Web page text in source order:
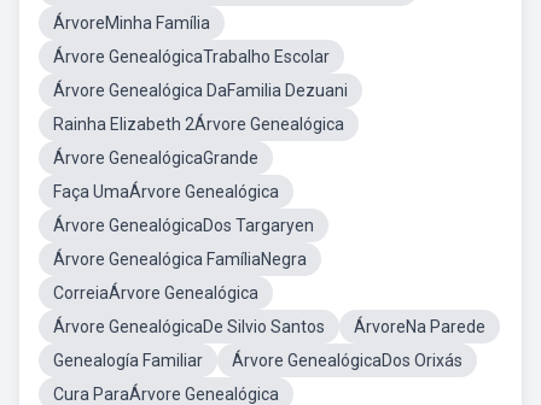
ÁrvoreMinha Família
Árvore GenealógicaTrabalho Escolar
Árvore Genealógica DaFamilia Dezuani
Rainha Elizabeth 2Árvore Genealógica
Árvore GenealógicaGrande
Faça UmaÁrvore Genealógica
Árvore GenealógicaDos Targaryen
Árvore Genealógica FamíliaNegra
CorreiaÁrvore Genealógica
Árvore GenealógicaDe Silvio Santos
ÁrvoreNa Parede
Genealogía Familiar
Árvore GenealógicaDos Orixás
Cura ParaÁrvore Genealógica